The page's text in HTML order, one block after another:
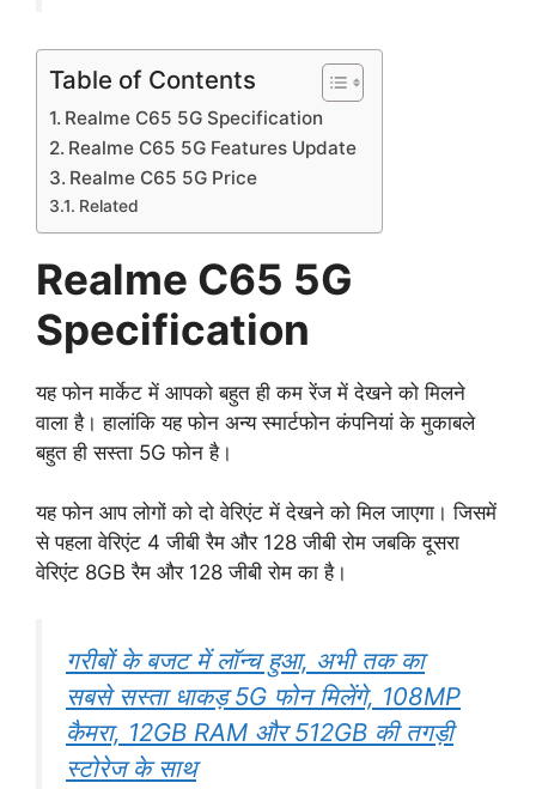
Table of Contents
Realme C65 5G Specification
Realme C65 5G Features Update
Realme C65 5G Price
Related
Realme C65 5G
Specification
यह फोन मार्केट में आपको बहुत ही कम रेंज में देखने को मिलने
वाला है। हालांकि यह फोन अन्य स्मार्टफोन कंपनियां के मुकाबले
बहुत ही सस्ता 5G फोन है।
यह फोन आप लोगों को दो वेरिएंट में देखने को मिल जाएगा। जिसमें
से पहला वेरिएंट 4 जीबी रैम और 128 जीबी रोम जबकि दूसरा
वेरिएंट 8GB रैम और 128 जीबी रोम का है।
गरीबों के बजट में लॉन्च हुआ, अभी तक का
सबसे सस्ता धाकड़ 5G फोन मिलेंगे, 108MP
कैमरा, 12GB RAM और 512GB की तगड़ी
स्टोरेज के साथ